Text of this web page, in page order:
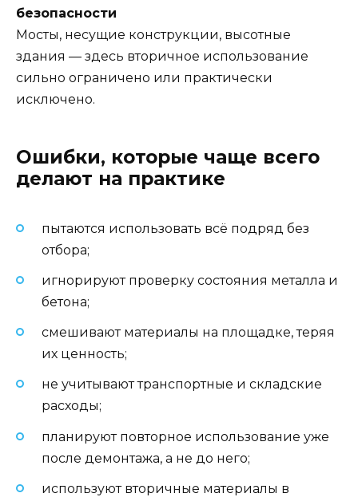
безопасности
Мосты, несущие конструкции, высотные
здания — здесь вторичное использование
сильно ограничено или практически
исключено.
Ошибки, которые чаще всего
делают на практике
пытаются использовать всё подряд без
отбора;
игнорируют проверку состояния металла и
бетона;
смешивают материалы на площадке, теряя
их ценность;
не учитывают транспортные и складские
расходы;
планируют повторное использование уже
после демонтажа, а не до него;
используют вторичные материалы в